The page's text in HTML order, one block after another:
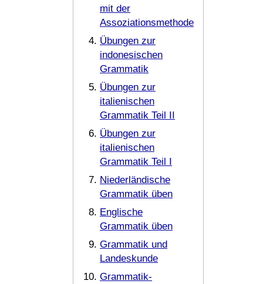
mit der
Assoziationsmethode
Übungen zur
indonesischen
Grammatik
Übungen zur
italienischen
Grammatik Teil II
Übungen zur
italienischen
Grammatik Teil I
Niederländische
Grammatik üben
Englische
Grammatik üben
Grammatik und
Landeskunde
Grammatik-